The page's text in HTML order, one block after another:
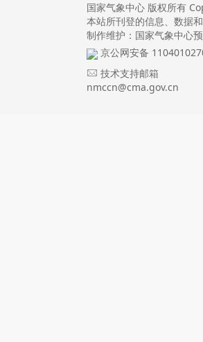
国家气象中心 版权所有
本站所刊登的信息、数据
制作维护：国家气象中心
京公网安备
技术支持邮箱
nmccn@cma.gov.cn